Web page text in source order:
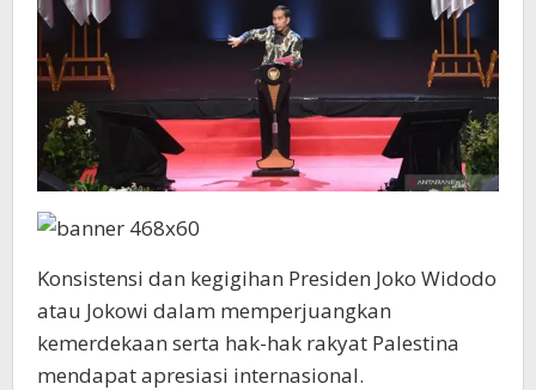
Konsistensi dan kegigihan Presiden Joko Widodo
atau Jokowi dalam memperjuangkan
kemerdekaan serta hak-hak rakyat Palestina
mendapat apresiasi internasional.